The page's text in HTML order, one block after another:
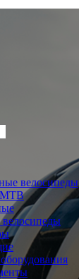
велосипеды
МTB
велосипеды